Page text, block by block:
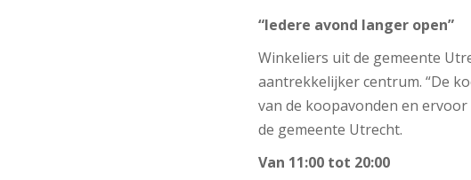
“Iedere avond langer open”
Winkeliers uit de gemeente
aantrekkelijker centrum. “De
van de koopavonden en
de gemeente Utrecht.
Van 11:00 tot 20:00